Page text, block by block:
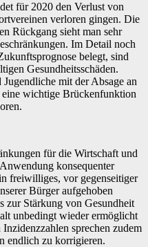
für 2020 den Verlust von
verloren gingen. Die
Rückgang sieht man sehr
Im Detail noch
belegt, sind
Gesundheitsschäden.
mit der Absage an
eine wichtige Brückenfunktion
für die Wirtschaft und
konsequenter
freiwilliges, vor gegenseitiger
Bürger aufgehoben
zur Stärkung von Gesundheit
unbedingt wieder ermöglicht
sprechen zudem
endlich zu korrigieren.